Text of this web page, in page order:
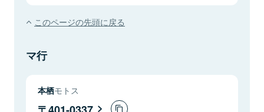
このページの先頭に戻る
マ行
本栖モトス